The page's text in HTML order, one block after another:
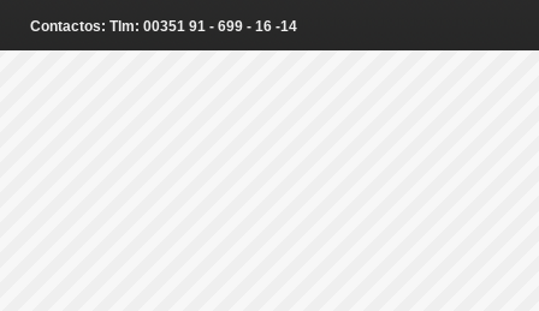
Contactos: Tlm: 00351 91 - 699 - 16 -14